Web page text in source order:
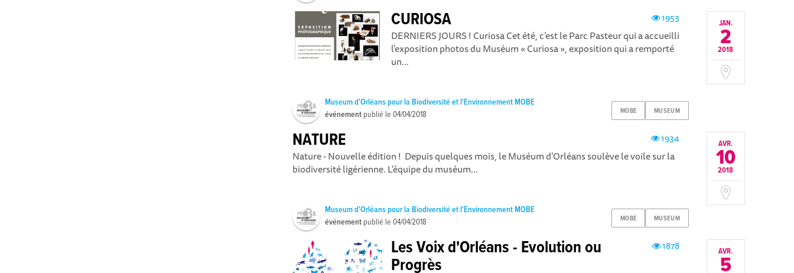
JAN.
2
2018
1953
CURIOSA
DERNIERS JOURS ! Curiosa Cet été, c’est le Parc Pasteur qui a accueilli
l’exposition photos du Muséum « Curiosa », exposition qui a remporté
un...
MOBE MUSEUM
Museum d'Orléans pour la Biodiversité et l'Environnement MOBE
événement publié le04/04/2018
AVR.
10
2018
1934
NATURE
Nature - Nouvelle édition ! Depuis quelques mois, le Muséum d’Orléans soulève le voile sur la
biodiversité ligérienne. L’équipe du muséum...
MOBE MUSEUM
Museum d'Orléans pour la Biodiversité et l'Environnement MOBE
événement publié le04/04/2018
AVR.
5
1878
Les Voix d'Orléans - Evolution ou
Progrès